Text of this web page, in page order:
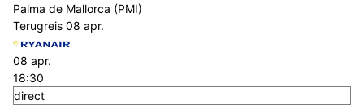
Palma de Mallorca (PMI)
Terugreis 08 apr.
08 apr.
18:30
direct